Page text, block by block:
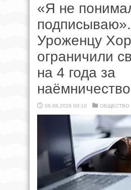
«Я не
подписываю».
Уроженцу
ограничили
на 4 года за
наёмничество
08.08.2026 00:10 ОБЩЕСТВО